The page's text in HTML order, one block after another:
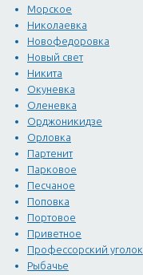
Морское
Николаевка
Новофедоровка
Новый свет
Никита
Окуневка
Оленевка
Орджоникидзе
Орловка
Партенит
Парковое
Песчаное
Поповка
Портовое
Приветное
Профессорский уголок
Рыбачье